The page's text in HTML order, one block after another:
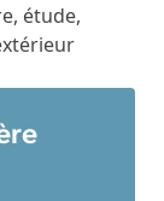
étude,